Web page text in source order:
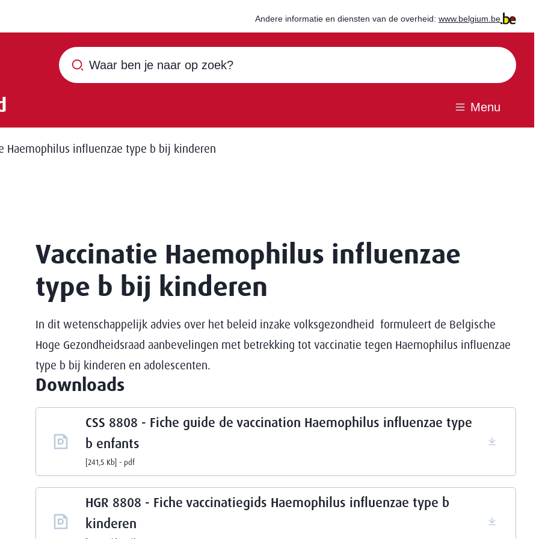
Andere informatie en diensten van de overheid: www.belgium.be
Waar ben je naar op zoek?
Menu
Haemophilus influenzae type b bij kinderen
Vaccinatie Haemophilus influenzae
type b bij kinderen
In dit wetenschappelijk advies over het beleid inzake volksgezondheid formuleert de Belgische
Hoge Gezondheidsraad aanbevelingen met betrekking tot vaccinatie tegen Haemophilus influenzae
type b bij kinderen en adolescenten.
Downloads
CSS 8808 - Fiche guide de vaccination Haemophilus influenzae type
b enfants
241,5 Kb pdf
HGR 8808 - Fiche vaccinatiegids Haemophilus influenzae type b
kinderen